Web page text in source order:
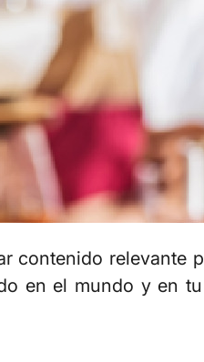
contenido relevante
en el mundo y en